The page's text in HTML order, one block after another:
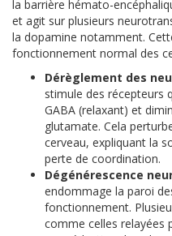
la barrière hémato-
et agit sur plusieurs
la dopamine notamment.
fonctionnement normal des
Dérèglement des
stimule des récepteurs
GABA (relaxant) et
glutamate. Cela
cerveau, expliquant la
perte de coordination.
Dégénérescence
endommage la paroi
fonctionnement.
comme celles relayées